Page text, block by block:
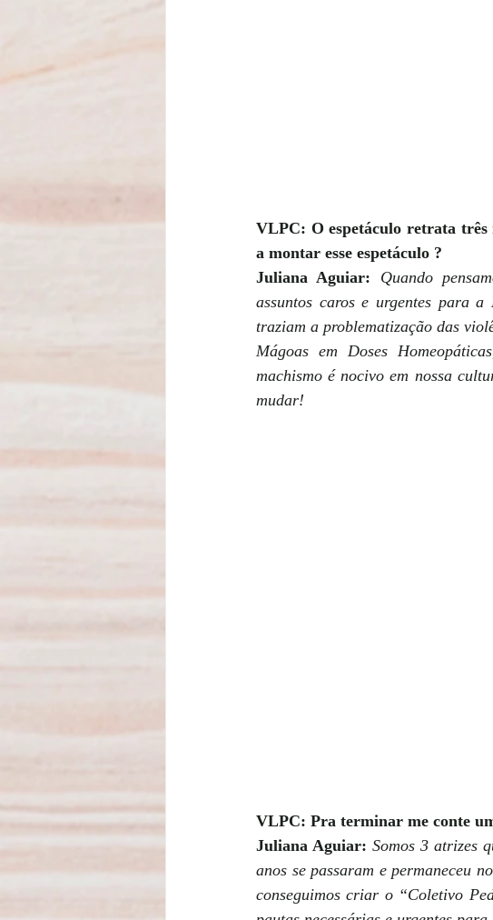
VLPC: O espetáculo retrata três
a montar esse espetáculo ?
Juliana Aguiar:
Quando
assuntos caros e urgentes para
traziam a problematização das
Mágoas em Doses
machismo é nocivo em nossa
mudar!
VLPC: Pra terminar me conte
Juliana Aguiar: Somos 3 atrizes
anos se passaram e permaneceu
conseguimos criar o “Coletivo